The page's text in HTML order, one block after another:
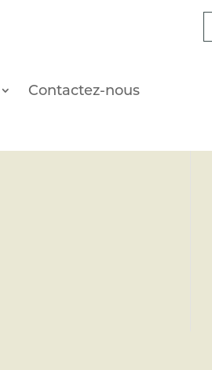
Contactez-nous